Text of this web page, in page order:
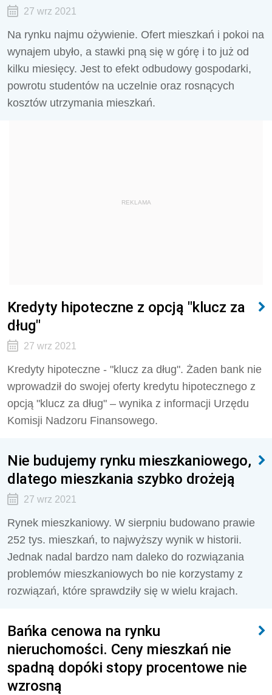
27 wrz 2021
Na rynku najmu ożywienie. Ofert mieszkań i pokoi na
wynajem ubyło, a stawki pną się w górę i to już od
kilku miesięcy. Jest to efekt odbudowy gospodarki,
powrotu studentów na uczelnie oraz rosnących
kosztów utrzymania mieszkań.
REKLAMA
Kredyty hipoteczne z opcją "klucz za
dług"
27 wrz 2021
Kredyty hipoteczne - "klucz za dług". Żaden bank nie
wprowadził do swojej oferty kredytu hipotecznego z
opcją "klucz za dług" – wynika z informacji Urzędu
Komisji Nadzoru Finansowego.
Nie budujemy rynku mieszkaniowego,
dlatego mieszkania szybko drożeją
27 wrz 2021
Rynek mieszkaniowy. W sierpniu budowano prawie
252 tys. mieszkań, to najwyższy wynik w historii.
Jednak nadal bardzo nam daleko do rozwiązania
problemów mieszkaniowych bo nie korzystamy z
rozwiązań, które sprawdziły się w wielu krajach.
Bańka cenowa na rynku
nieruchomości. Ceny mieszkań nie
spadną dopóki stopy procentowe nie
wzrosną